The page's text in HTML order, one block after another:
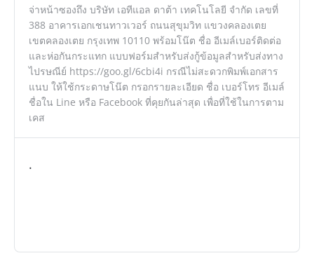
จ่าหน้าซองถึง บริษัท เอทีแอล ดาต้า เทคโนโลยี จำกัด เลขที่
388 อาคารเอกเชนทาวเวอร์ ถนนสุขุมวิท แขวงคลองเตย
เขตคลองเตย กรุงเทพ 10110 พร้อมโน๊ต ชื่อ อีเมล์เบอร์ติดต่อ
และห่อกันกระแทก แบบฟอร์มสำหรับส่งกู้ข้อมูลสำหรับส่งทาง
ไปรษณีย์ https://goo.gl/6cbi4i กรณีไม่สะดวกพิมพ์เอกสาร
แนบ ให้ใช้กระดาษโน๊ต กรอกรายละเอียด ชื่อ เบอร์โทร อีเมล์
ชื่อใน Line หรือ Facebook ที่คุยกันล่าสุด เพื่อที่ใช้ในการตาม
เคส
.